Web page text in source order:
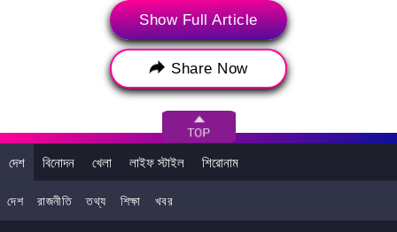
Show Full Article
Share Now
দেশ বিনোদন খেলা লাইফ স্টাইল শিরোনাম
দেশ রাজনীতি তথ্য শিক্ষা খবর